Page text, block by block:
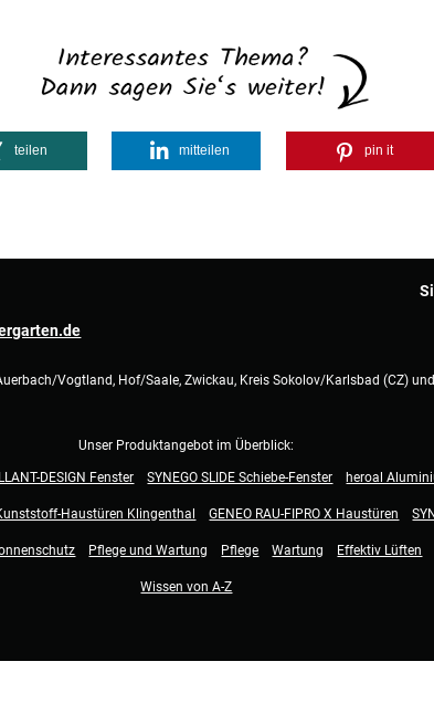
teilen mitteilen pin it
Vogtland, Hof/Saale, Zwickau, Kreis Sokolov/Karlsbad (CZ)
Unser Produktangebot im Überblick:
DESIGN Fenster SYNEGO SLIDE Schiebe-Fenster heroal
Haustüren Klingenthal GENEO RAU-FIPRO X Haustüren
Pflege und Wartung Pflege Wartung Effektiv Lüften
Wissen von A-Z